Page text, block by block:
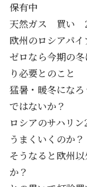
保有中
天然ガス 買い
欧州のロシアパ
ゼロなら今期の
り必要とのこと
猛暑・暖冬にな
ではないか？
ロシアのサハリ
うまくいくのか？
そうなると欧州
か？